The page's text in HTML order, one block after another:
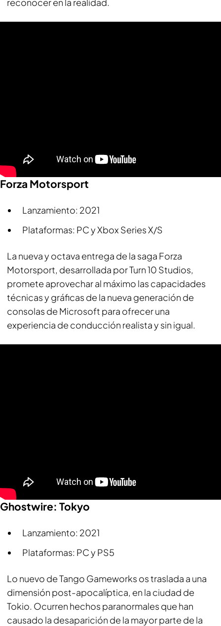
Forza Motorsport
Lanzamiento: 2021
Plataformas: PC y Xbox Series X/S
La nueva y octava entrega de la saga Forza
Motorsport, desarrollada por Turn 10 Studios,
promete aprovechar al máximo las capacidades
técnicas y gráficas de la nueva generación de
consolas de Microsoft para ofrecer una
experiencia de conducción realista y sin igual.
Ghostwire: Tokyo
Lanzamiento: 2021
Plataformas: PC y PS5
Lo nuevo de Tango Gameworks os traslada a una
dimensión post-apocalíptica, en la ciudad de
Tokio. Ocurren hechos paranormales que han
causado la desaparición de la mayor parte de la